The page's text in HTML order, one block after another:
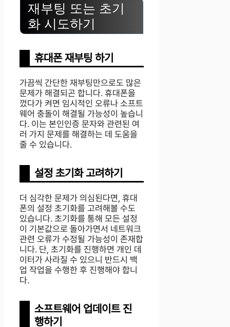
재부팅 또는 초기
화 시도하기
휴대폰 재부팅 하기
가끔씩 간단한 재부팅만으로도 많은
문제가 해결되곤 합니다. 휴대폰을
껐다가 켜면 임시적인 오류나 소프트
웨어 충돌이 해결될 가능성이 높습니
다. 이는 본인인증 문자와 관련된 여
러 가지 문제를 해결하는 데 도움을
줄 수 있습니다.
설정 초기화 고려하기
더 심각한 문제가 의심된다면, 휴대
폰의 설정 초기화를 고려해볼 수도
있습니다. 초기화를 통해 모든 설정
이 기본값으로 돌아가면서 네트워크
관련 오류가 수정될 가능성이 존재합
니다. 단, 초기화를 진행하면 개인 데
이터가 사라질 수 있으니 반드시 백
업 작업을 수행한 후 진행해야 합니
다.
소프트웨어 업데이트 진
행하기